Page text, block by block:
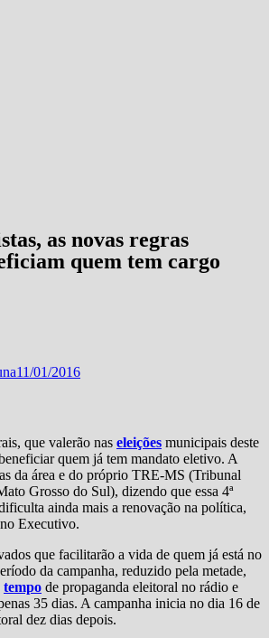
as novas regras
quem tem cargo
11/01/2016
que valerão nas eleições municipais deste
quem já tem mandato eletivo. A
da área e do próprio TRE-MS (Tribunal
Grosso do Sul), dizendo que essa 4ª
ainda mais a renovação na política,
Executivo.
que facilitarão a vida de quem já está no
da campanha, reduzido pela metade,
tempo de propaganda eleitoral no rádio e
35 dias. A campanha inicia no dia 16 de
dez dias depois.